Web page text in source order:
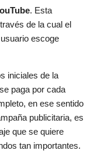
. Esta
de la cual el
escoge
iniciales de la
paga por cada
en ese sentido
publicitaria, es
que se quiere
tan importantes.